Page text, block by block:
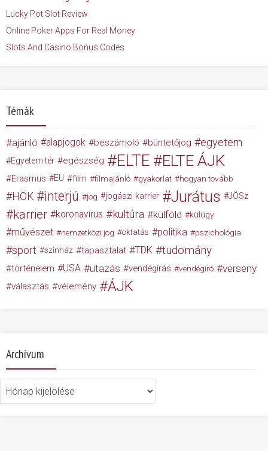
Lucky Pot Slot Review
Online Poker Apps For Real Money
Slots And Casino Bonus Codes
Témák
ajánló alapjogok beszámoló büntetőjog egyetem
Egyetem tér egészség ELTE ELTE ÁJK
Erasmus EU film filmajánló gyakorlat hogyan tovább
HÖK interjú jog jogászi karrier Jurátus JÖSz
karrier koronavírus kultúra külföld külügy
művészet nemzetközi jog oktatás politika pszichológia
sport színház tapasztalat TDK tudomány
történelem USA utazás vendégírás vendégíró verseny
választás vélemény ÁJK
Archívum
Archívum